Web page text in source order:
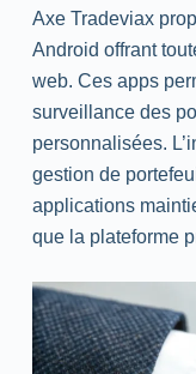
Axe Tradeviax
Android offrant
web. Ces apps
surveillance des
personnalisées.
gestion de
applications
que la plateforme